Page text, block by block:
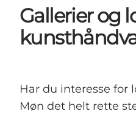
Events
Spis
Overnat
Gallerier og
Har du interesse for
Møn det helt rette